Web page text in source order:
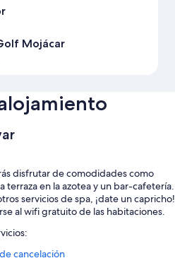
Mojácar
disfrutar de comodidades como
en la azotea y un bar-cafetería.
servicios de spa, ¡date un capricho!
al wifi gratuito de las habitaciones.
de recuerdos y espacios sin
cancelación